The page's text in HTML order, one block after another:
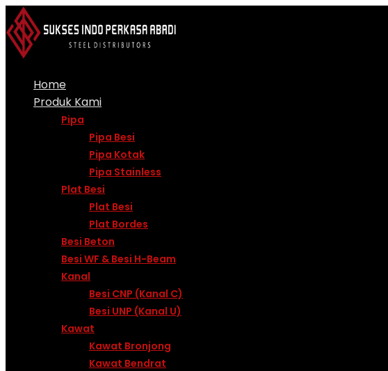
Skip
to
content
Home
Produk Kami
Pipa
Pipa Besi
Pipa Kotak
Pipa Stainless
Plat Besi
Plat Besi
Plat Bordes
Besi Beton
Besi WF & Besi H-Beam
Kanal
Besi CNP (Kanal C)
Besi UNP (Kanal U)
Kawat
Kawat Bronjong
Kawat Bendrat